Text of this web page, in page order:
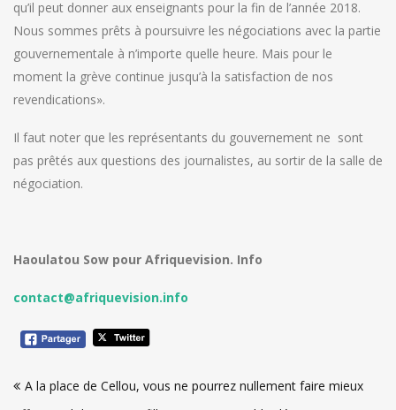
qu’il peut donner aux enseignants pour la fin de l’année 2018.
Nous sommes prêts à poursuivre les négociations avec la partie
gouvernementale à n’importe quelle heure. Mais pour le
moment la grève continue jusqu’à la satisfaction de nos
revendications».
Il faut noter que les représentants du gouvernement ne sont
pas prêtés aux questions des journalistes, au sortir de la salle de
négociation.
Haoulatou Sow pour Afriquevision. Info
contact@afriquevision.info
deA la place de Cellou, vous ne pourrez nullement faire mieux